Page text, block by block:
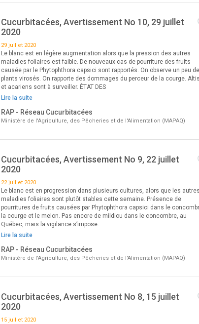
Cucurbitacées, Avertissement No 10, 29 juillet
2020
29 juillet 2020
Le blanc est en légère augmentation alors que la pression des autres
maladies foliaires est faible. De nouveaux cas de pourriture des fruits
causée par le Phytophthora capsici sont rapportés. On observe un peu de
plants virosés. On rapporte des dommages du perceur de la courge.
et acariens sont à surveiller. ÉTAT DES
Lire la suite
RAP - Réseau Cucurbitacées
Ministère de l'Agriculture, des Pêcheries et de l'Alimentation (MAPAQ)
Cucurbitacées, Avertissement No 9, 22 juillet
2020
22 juillet 2020
Le blanc est en progression dans plusieurs cultures, alors que les
maladies foliaires sont plutôt stables cette semaine. Présence de
pourritures de fruits causées par Phytophthora capsici dans le
la courge et le melon. Pas encore de mildiou dans le concombre, au
Québec, mais la vigilance s’impose.
Lire la suite
RAP - Réseau Cucurbitacées
Ministère de l'Agriculture, des Pêcheries et de l'Alimentation (MAPAQ)
Cucurbitacées, Avertissement No 8, 15 juillet
2020
15 juillet 2020